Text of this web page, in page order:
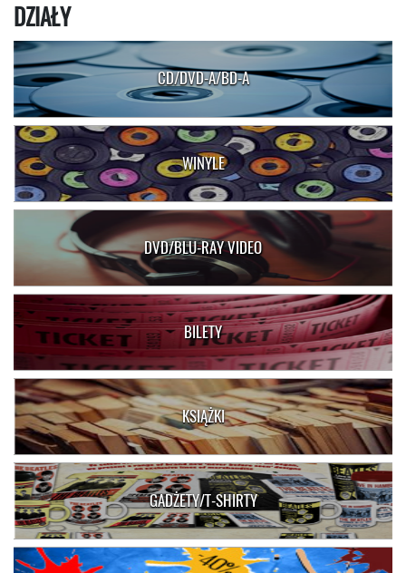
DZIAŁY
CD/DVD-A/BD-A
WINYLE
DVD/BLU-RAY VIDEO
BILETY
KSIĄŻKI
GADŻETY/T-SHIRTY